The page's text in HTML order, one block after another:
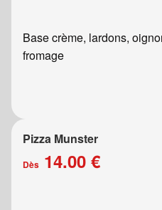
Base crème, lardons,
fromage
Pizza Munster
Dès 14.00 €